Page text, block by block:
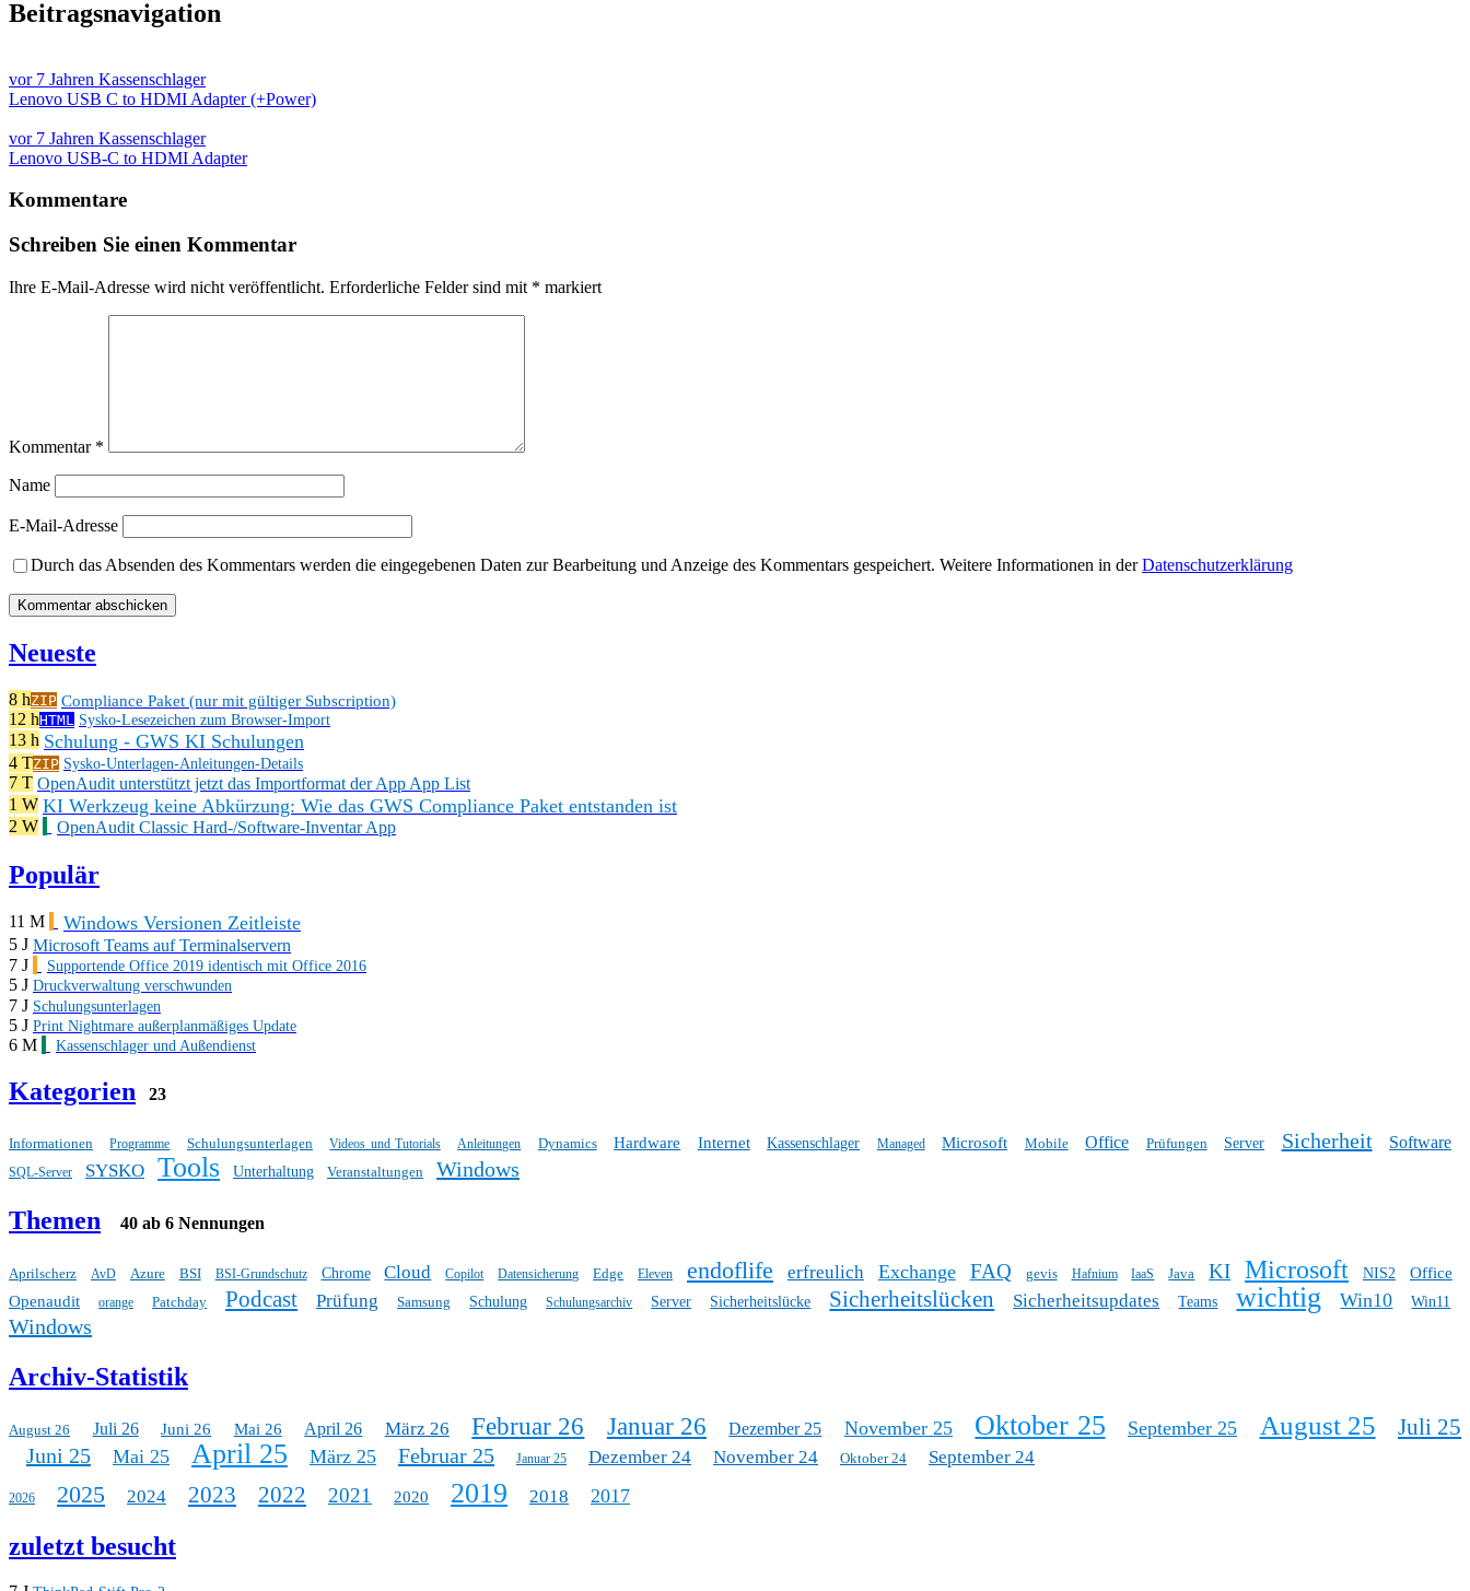
Beitragsnavigation
vor 7 Jahren Kassenschlager
Lenovo USB C to HDMI Adapter (+Power)
vor 7 Jahren Kassenschlager
Lenovo USB-C to HDMI Adapter
Kommentare
Schreiben Sie einen Kommentar
Ihre E-Mail-Adresse wird nicht veröffentlicht. Erforderliche Felder sind mit * markiert
Kommentar *
Name
E-Mail-Adresse
Durch das Absenden des Kommentars werden die eingegebenen Daten zur Bearbeitung und Anzeige des Kommentars gespeichert. Weitere Informationen in derDatenschutzerklärung
Neueste
8 hZIP Compliance Paket (nur mit gültiger Subscription)
12 hHTML Sysko-Lesezeichen zum Browser-Import
13 h Schulung - GWS KI Schulungen
4 TZIP Sysko-Unterlagen-Anleitungen-Details
7 T OpenAudit unterstützt jetzt das Importformat der App App List
1 W KI Werkzeug keine Abkürzung: Wie das GWS Compliance Paket entstanden ist
2 W OpenAudit Classic Hard-/Software-Inventar App
Populär
11 M Windows Versionen Zeitleiste
5 J Microsoft Teams auf Terminalservern
7 J
Supportende Office 2019 identisch mit Office 2016
5 J Druckverwaltung verschwunden
7 J Schulungsunterlagen
5 J Print Nightmare außerplanmäßiges Update
6 M Kassenschlager und Außendienst
Kategorien 23
Informationen Programme Schulungsunterlagen Videos und Tutorials Anleitungen Dynamics Hardware Internet Kassenschlager Managed Microsoft Mobile Office Prüfungen Server Sicherheit Software
SQL-Server SYSKO Tools Unterhaltung Veranstaltungen Windows
Themen 40 ab 6 Nennungen
Aprilscherz AvD Azure BSI BSI-Grundschutz Chrome Cloud Copilot Datensicherung Edge Eleven endoflife erfreulich Exchange FAQ gevis Hafnium IaaS Java KI Microsoft NIS2
Office
Openaudit
orange Patchday Podcast Prüfung Samsung Schulung Schulungsarchiv Server Sicherheitslücke Sicherheitslücken Sicherheitsupdates Teams wichtig Win10 Win11
Windows
Archiv-Statistik
August 26 Juli 26 Juni 26 Mai 26 April 26 März 26 Februar 26 Januar 26 Dezember 25 November 25 Oktober 25 September 25 August 25 Juli 25
Juni 25 Mai 25 April 25 März 25 Februar 25 Januar 25 Dezember 24 November 24 Oktober 24 September 24
2026 2025 2024 2023 2022 2021 2020 2019 2018 2017
zuletzt besucht